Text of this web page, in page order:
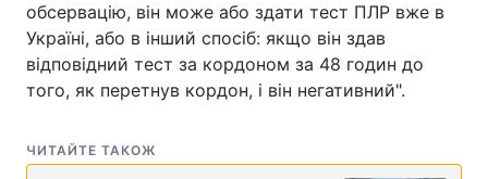
обсервацію, він може або здати тест ПЛР вже в
Україні, або в інший спосіб: якщо він здав
відповідний тест за кордоном за 48 годин до
того, як перетнув кордон, і він негативний".
ЧИТАЙТЕ ТАКОЖ